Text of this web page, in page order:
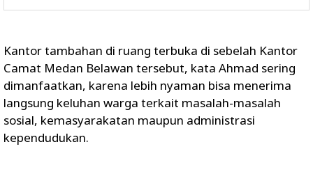
Kantor tambahan di ruang terbuka di sebelah Kantor
Camat Medan Belawan tersebut, kata Ahmad sering
dimanfaatkan, karena lebih nyaman bisa menerima
langsung keluhan warga terkait masalah-masalah
sosial, kemasyarakatan maupun administrasi
kependudukan.